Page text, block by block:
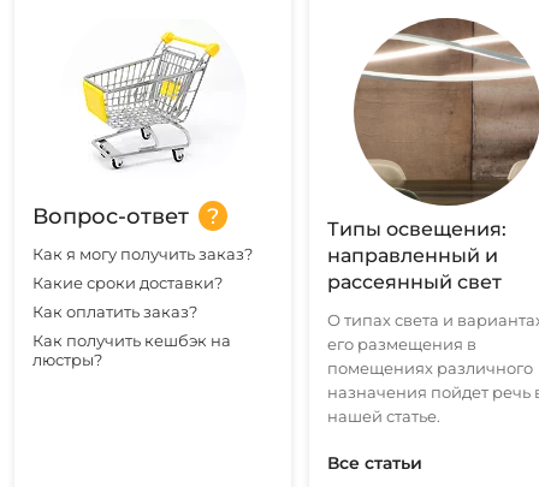
Вопрос-ответ
Как я могу получить заказ?
Какие сроки доставки?
Как оплатить заказ?
Как получить кешбэк на
люстры?
Типы освещения:
направленный и
рассеянный свет
О типах света и
его размещения в
помещениях различного
назначения пойдет речь
нашей статье.
Все статьи